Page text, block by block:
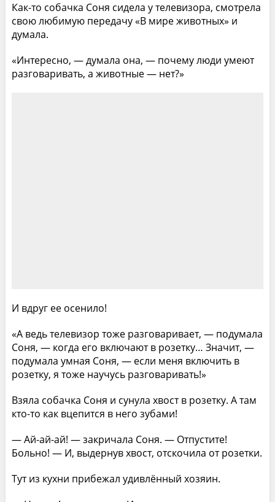
Как-то собачка Соня сидела у телевизора, смотрела
свою любимую передачу «В мире животных» и
думала.
«Интересно, — думала она, — почему люди умеют
разговаривать, а животные — нет?»
И вдруг ее осенило!
«А ведь телевизор тоже разговаривает, — подумала
Соня, — когда его включают в розетку… Значит, —
подумала умная Соня, — если меня включить в
розетку, я тоже научусь разговаривать!»
Взяла собачка Соня и сунула хвост в розетку. А там
кто-то как вцепится в него зубами!
— Ай-ай-ай! — закричала Соня. — Отпустите!
Больно! — И, выдернув хвост, отскочила от розетки.
Тут из кухни прибежал удивлённый хозяин.